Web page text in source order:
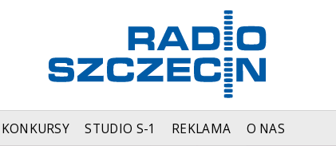
KONKURSY STUDIO S-1 REKLAMA O NAS